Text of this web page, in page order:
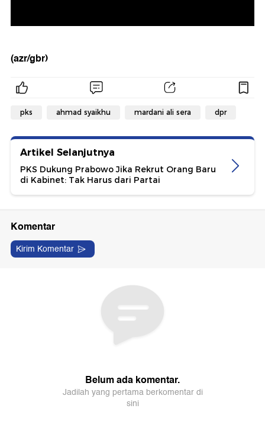
(azr/gbr)
pks ahmad syaikhu mardani ali sera dpr
Artikel Selanjutnya
PKS Dukung Prabowo Jika Rekrut Orang Baru
di Kabinet: Tak Harus dari Partai